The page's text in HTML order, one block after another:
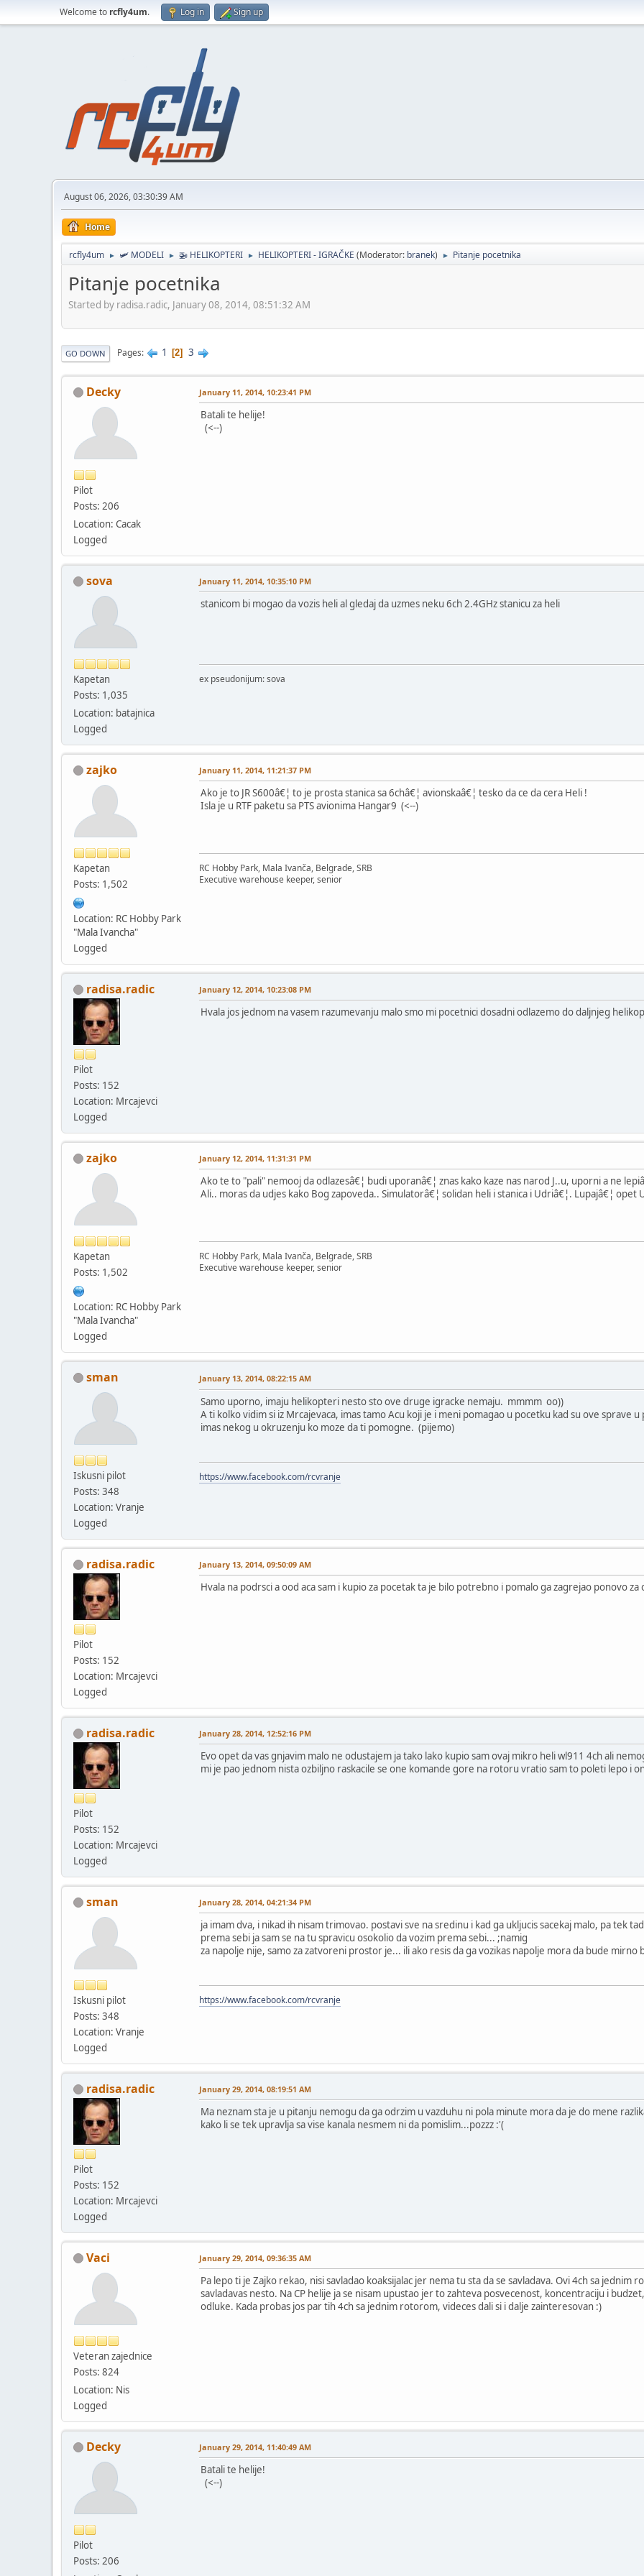
Welcome to rcfly4um. Log in Sign up
August 06, 2026, 03:30:39 AM
Home
rcfly4um ► 🛩️ MODELI ► 🚁 HELIKOPTERI ► HELIKOPTERI - IGRAČKE (Moderator: branek) ► Pitanje pocetnika
Pitanje pocetnika
Started by radisa.radic, January 08, 2014, 08:51:32 AM
GO DOWN Pages 1 2 3
Decky
Pilot
Posts: 206
Location: Cacak
Logged
January 11, 2014, 10:23:41 PM
Batali te helije!
(<--)
sova
Kapetan
Posts: 1,035
Location: batajnica
Logged
January 11, 2014, 10:35:10 PM
stanicom bi mogao da vozis heli al gledaj da uzmes neku 6ch 2.4GHz stanicu za heli
ex pseudonijum: sova
zajko
Kapetan
Posts: 1,502
Location: RC Hobby Park
"Mala Ivancha"
Logged
January 11, 2014, 11:21:37 PM
Ako je to JR S600â€¦ to je prosta stanica sa 6châ€¦ avionskaâ€¦ tesko da ce da cera Heli !
Isla je u RTF paketu sa PTS avionima Hangar9 (<--)
RC Hobby Park, Mala Ivanča, Belgrade, SRB
Executive warehouse keeper, senior
radisa.radic
Pilot
Posts: 152
Location: Mrcajevci
Logged
January 12, 2014, 10:23:08 PM
Hvala jos jednom na vasem razumevanju malo smo mi pocetnici dosadni odlazemo do daljnjeg
zajko
Kapetan
Posts: 1,502
Location: RC Hobby Park
"Mala Ivancha"
Logged
January 12, 2014, 11:31:31 PM
Ako te to "pali" nemooj da odlazesâ€¦ budi uporanâ€¦ znas kako kaze nas narod J..u, uporni a ne
Ali.. moras da udjes kako Bog zapoveda.. Simulatorâ€¦ solidan heli i stanica i Udriâ€¦. Lupajâ€¦ opet
RC Hobby Park, Mala Ivanča, Belgrade, SRB
Executive warehouse keeper, senior
sman
Iskusni pilot
Posts: 348
Location: Vranje
Logged
January 13, 2014, 08:22:15 AM
Samo uporno, imaju helikopteri nesto sto ove druge igracke nemaju. mmmm oo))
A ti kolko vidim si iz Mrcajevaca, imas tamo Acu koji je i meni pomagao u pocetku kad su ove sprave
imas nekog u okruzenju ko moze da ti pomogne. (pijemo)
https://www.facebook.com/rcvranje
radisa.radic
Pilot
Posts: 152
Location: Mrcajevci
Logged
January 13, 2014, 09:50:09 AM
Hvala na podrsci a ood aca sam i kupio za pocetak ta je bilo potrebno i pomalo ga zagrejao ponovo za
radisa.radic
Pilot
Posts: 152
Location: Mrcajevci
Logged
January 28, 2014, 12:52:16 PM
Evo opet da vas gnjavim malo ne odustajem ja tako lako kupio sam ovaj mikro heli wl911 4ch ali
mi je pao jednom nista ozbiljno raskacile se one komande gore na rotoru vratio sam to poleti lepo i
sman
Iskusni pilot
Posts: 348
Location: Vranje
Logged
January 28, 2014, 04:21:34 PM
ja imam dva, i nikad ih nisam trimovao. postavi sve na sredinu i kad ga ukljucis sacekaj malo, pa tek
prema sebi ja sam se na tu spravicu osokolio da vozim prema sebi... ;namig
za napolje nije, samo za zatvoreni prostor je... ili ako resis da ga vozikas napolje mora da bude mirno
https://www.facebook.com/rcvranje
radisa.radic
Pilot
Posts: 152
Location: Mrcajevci
Logged
January 29, 2014, 08:19:51 AM
Ma neznam sta je u pitanju nemogu da ga odrzim u vazduhu ni pola minute mora da je do mene
kako li se tek upravlja sa vise kanala nesmem ni da pomislim...pozzz :'(
Vaci
Veteran zajednice
Posts: 824
Location: Nis
Logged
January 29, 2014, 09:36:35 AM
Pa lepo ti je Zajko rekao, nisi savladao koaksijalac jer nema tu sta da se savladava. Ovi 4ch sa jednim
savladavas nesto. Na CP helije ja se nisam upustao jer to zahteva posvecenost, koncentraciju i
odluke. Kada probas jos par tih 4ch sa jednim rotorom, videces dali si i dalje zainteresovan :)
Decky
Pilot
Posts: 206
January 29, 2014, 11:40:49 AM
Batali te helije!
(<--)